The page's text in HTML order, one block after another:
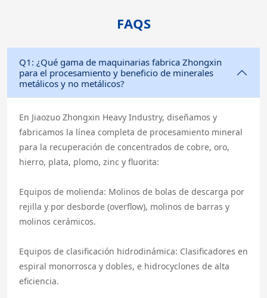
FAQS
Q1: ¿Qué gama de maquinarias fabrica Zhongxin
para el procesamiento y beneficio de minerales
metálicos y no metálicos?
En Jiaozuo Zhongxin Heavy Industry, diseñamos y
fabricamos la línea completa de procesamiento mineral
para la recuperación de concentrados de cobre, oro,
hierro, plata, plomo, zinc y fluorita:
Equipos de molienda: Molinos de bolas de descarga por
rejilla y por desborde (overflow), molinos de barras y
molinos cerámicos.
Equipos de clasificación hidrodinámica: Clasificadores en
espiral monorrosca y dobles, e hidrocyclones de alta
eficiencia.